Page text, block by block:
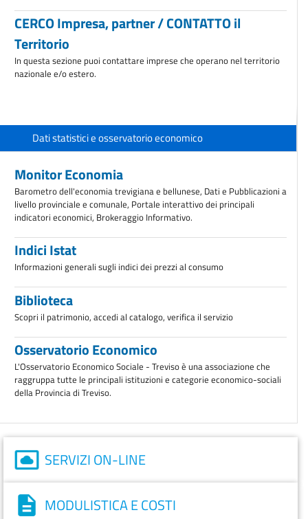
CERCO Impresa, partner / CONTATTO il
Territorio
In questa sezione puoi contattare imprese che operano nel territorio
nazionale e/o estero.
Dati statistici e osservatorio economico
Monitor Economia
Barometro dell'economia trevigiana e bellunese, Dati e Pubblicazioni a
livello provinciale e comunale, Portale interattivo dei principali
indicatori economici, Brokeraggio Informativo.
Indici Istat
Informazioni generali sugli indici dei prezzi al consumo
Biblioteca
Scopri il patrimonio, accedi al catalogo, verifica il servizio
Osservatorio Economico
L'Osservatorio Economico Sociale - Treviso è una associazione che
raggruppa tutte le principali istituzioni e categorie economico-sociali
della Provincia di Treviso.
SERVIZI ON-LINE
MODULISTICA E COSTI